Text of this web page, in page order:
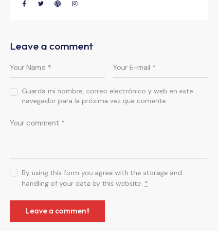
Leave a comment
Guarda mi nombre, correo electrónico y web en este
navegador para la próxima vez que comente.
By using this form you agree with the storage and
handling of your data by this website. *